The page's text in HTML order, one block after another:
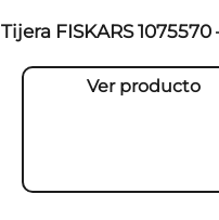
Tijera FISKARS 1075570
Ver producto